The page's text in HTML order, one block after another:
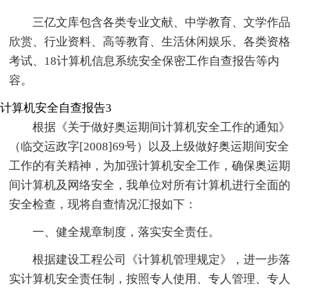
三亿文库包含各类专业文献、中学教育、文学作品
欣赏、行业资料、高等教育、生活休闲娱乐、各类资格
考试、18计算机信息系统安全保密工作自查报告等内
容。
计算机安全自查报告3
根据《关于做好奥运期间计算机安全工作的通知》
（临交运政字[2008]69号）以及上级做好奥运期间安全
工作的有关精神，为加强计算机安全工作，确保奥运期
间计算机及网络安全，我单位对所有计算机进行全面的
安全检查，现将自查情况汇报如下：
一、健全规章制度，落实安全责任。
根据建设工程公司《计算机管理规定》，进一步落
实计算机安全责任制，按照专人使用、专人管理、专人